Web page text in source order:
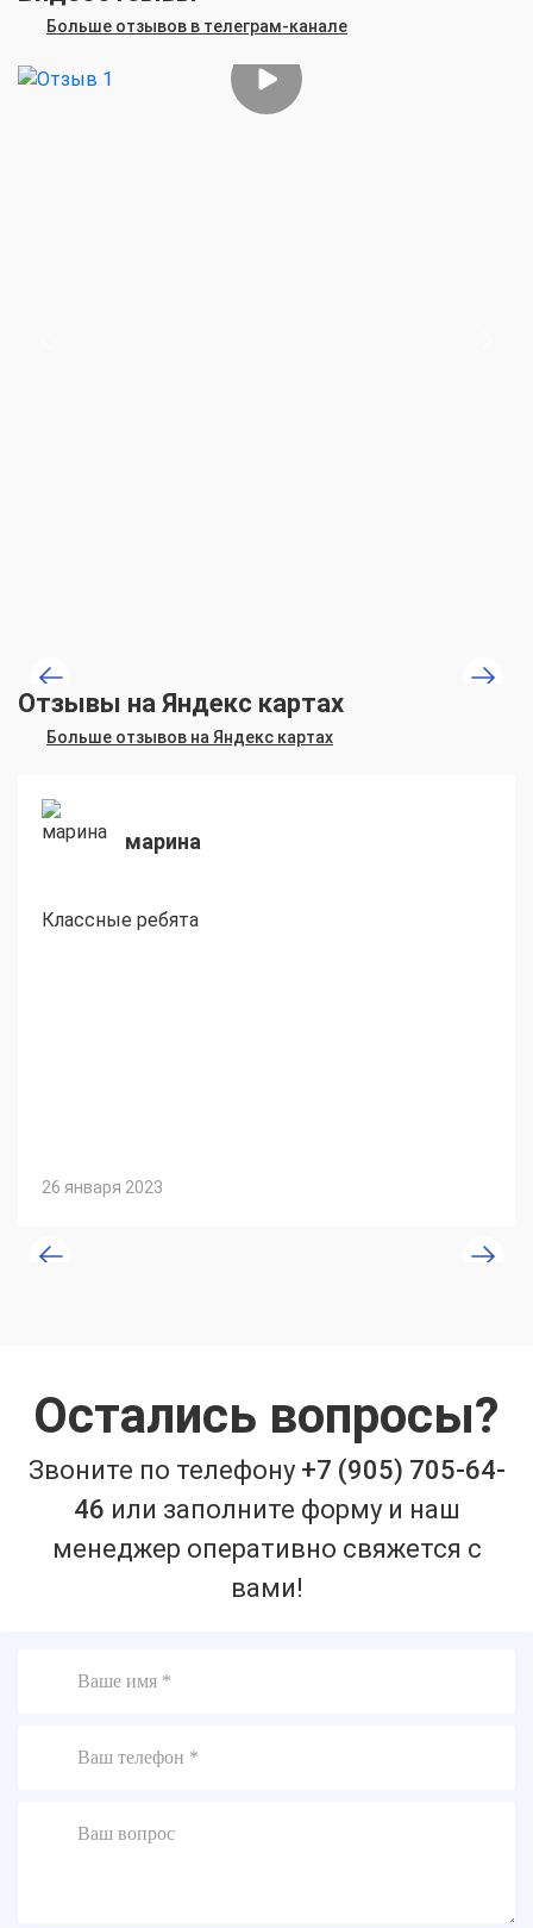
Больше отзывов в телеграм-канале
Отзывы на Яндекс картах
Больше отзывов на Яндекс картах
марина
Классные ребята
26 января 2023
Остались вопросы?
Звоните по телефону +7 (905) 705-64-
46 или заполните форму и наш
менеджер оперативно свяжется с
вами!